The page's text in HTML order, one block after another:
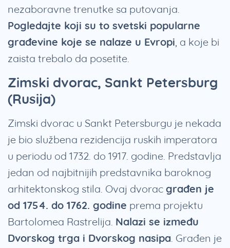
nezaboravne trenutke sa putovanja.
Pogledajte koji su to svetski popularne
građevine koje se nalaze u Evropi, a koje bi
zaista trebalo da posetite.
Zimski dvorac, Sankt Petersburg
(Rusija)
Zimski dvorac u Sankt Petersburgu je nekada
je bio službena rezidencija ruskih imperatora
u periodu od 1732. do 1917. godine. Predstavlja
jedan od najbitnijih predstavnika baroknog
arhitektonskog stila. Ovaj dvorac građen je
od 1754. do 1762. godine prema projektu
Bartolomea Rastrelija. Nalazi se između
Dvorskog trga i Dvorskog nasipa. Građen je